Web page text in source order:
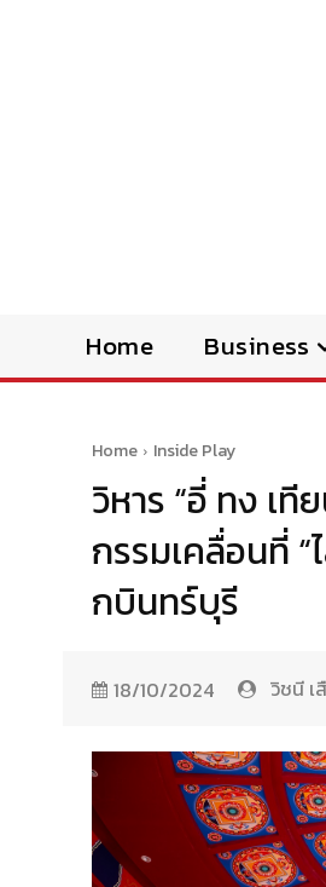
Home Business
Home Inside Play
วิหาร “อี่ ทง เที
กรรมเคลื่อนที่
กบินทร์บุรี
18/10/2024 วิชนี เ